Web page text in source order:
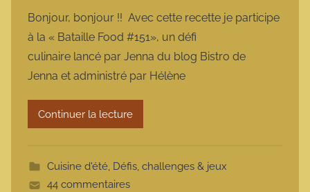
r
m
a
r
o
t
e
Bonjour, bonjour !! Avec cette recette je participe
à la « Bataille Food #151», un défi
culinaire lancé par Jenna du blog Bistro de
Jenna et administré par Hélène
Continuer la lecture
Cuisine d'été, Défis, challenges & jeux
44 commentaires